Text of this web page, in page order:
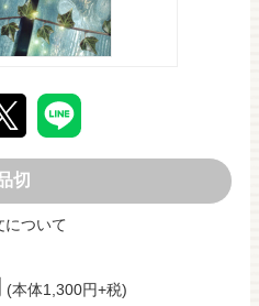
切
について
(本体1,300円+税)